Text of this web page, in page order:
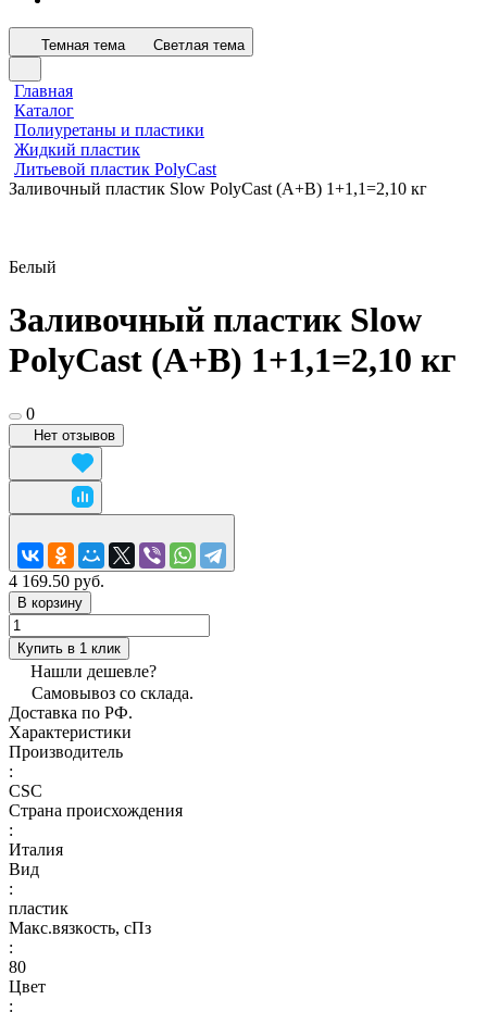
Темная тема Светлая тема
Главная
Каталог
Полиуретаны и пластики
Жидкий пластик
Литьевой пластик PolyCast
Заливочный пластик Slow PolyCast (A+B) 1+1,1=2,10 кг
Белый
Заливочный пластик Slow
PolyCast (A+B) 1+1,1=2,10 кг
0
Нет отзывов
4 169.50 руб.
В корзину
Купить в 1 клик
Нашли дешевле?
Самовывоз со склада.
Доставка по РФ.
Характеристики
Производитель
:
CSC
Страна происхождения
:
Италия
Вид
:
пластик
Макс.вязкoсть, сПз
:
80
Цвет
: